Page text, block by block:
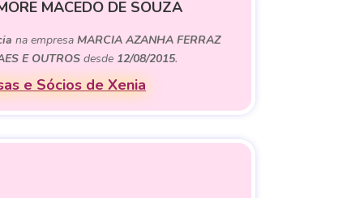
MACEDO DE SOUZA
na empresaMARCIA AZANHA FERRAZ
E OUTROS desde 12/08/2015.
e Sócios de Xenia